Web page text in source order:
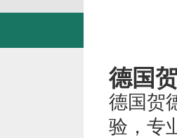
德国
德国贺
验，专